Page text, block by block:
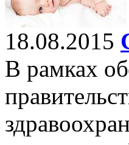
18.08.2015
В рамках